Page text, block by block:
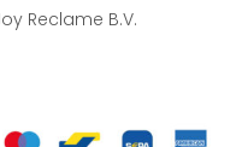
Reclame B.V.